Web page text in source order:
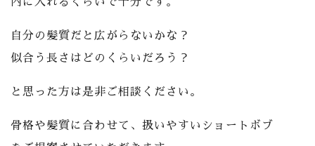
自分の髪質だと広がらないかな？
似合う長さはどのくらいだろう？
と思った方は是非ご相談ください。
骨格や髪質に合わせて、扱いやすいショートボブ